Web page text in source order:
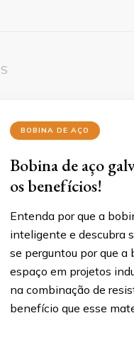
BOBINA DE AÇO
Bobina de aço
os benefícios!
Entenda por que a
inteligente e descubra
se perguntou por que
espaço em projetos
na combinação de
benefício que esse